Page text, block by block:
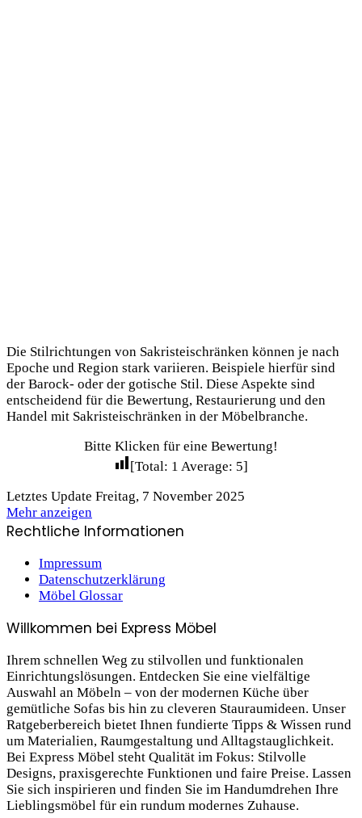
Die Stilrichtungen von Sakristeischränken können je nach
Epoche und Region stark variieren. Beispiele hierfür sind
der Barock- oder der gotische Stil. Diese Aspekte sind
entscheidend für die Bewertung, Restaurierung und den
Handel mit Sakristeischränken in der Möbelbranche.
Bitte Klicken für eine Bewertung!
[Total: 1 Average: 5]
Letztes Update Freitag, 7 November 2025
Mehr anzeigen
Rechtliche Informationen
Impressum
Datenschutzerklärung
Möbel Glossar
Willkommen bei Express Möbel
Ihrem schnellen Weg zu stilvollen und funktionalen
Einrichtungslösungen. Entdecken Sie eine vielfältige
Auswahl an Möbeln – von der modernen Küche über
gemütliche Sofas bis hin zu cleveren Stauraum­ideen. Unser
Ratgeberbereich bietet Ihnen fundierte Tipps & Wissen rund
um Materialien, Raumgestaltung und Alltagstauglichkeit.
Bei Express Möbel steht Qualität im Fokus: Stilvolle
Designs, praxis­gerechte Funktionen und faire Preise. Lassen
Sie sich inspirieren und finden Sie im Handumdrehen Ihre
Lieblings­möbel für ein rundum modernes Zuhause.